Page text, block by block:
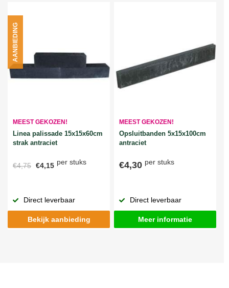
MEEST GEKOZEN!
Linea palissade 15x15x60cm
strak antraciet
€4,75 €4,15 per stuks
AANBIEDING
Direct leverbaar
Bekijk aanbieding
MEEST GEKOZEN!
Opsluitbanden 5x15x100cm
antraciet
€4,30 per stuks
Direct leverbaar
Meer informatie